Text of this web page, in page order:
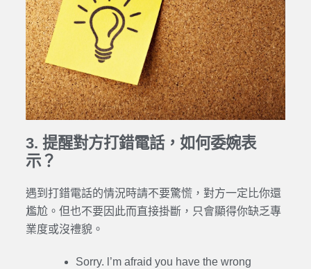
3. 提醒對方打錯電話，如何委婉表
示？
遇到打錯電話的情況時請不要驚慌，對方一定比你還
尷尬。但也不要因此而直接掛斷，只會顯得你缺乏專
業度或沒禮貌。
Sorry. l’m afraid you have the wrong